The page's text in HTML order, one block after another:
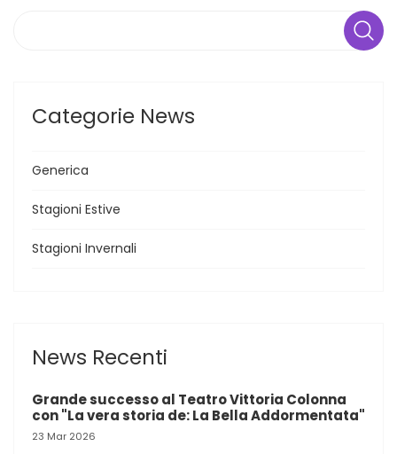
Categorie News
Generica
Stagioni Estive
Stagioni Invernali
News Recenti
Grande successo al Teatro Vittoria Colonna
con "La vera storia de: La Bella Addormentata"
23 Mar 2026